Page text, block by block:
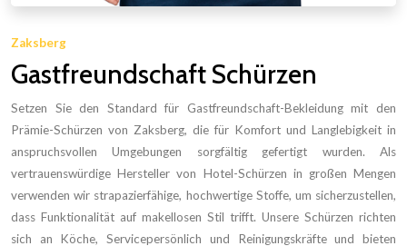
Zaksberg
Gastfreundschaft Schürzen
Setzen Sie den Standard für Gastfreundschaft-Bekleidung mit den
Prämie-Schürzen von Zaksberg, die für Komfort und Langlebigkeit in
anspruchsvollen Umgebungen sorgfältig gefertigt wurden. Als
vertrauenswürdige Hersteller von Hotel-Schürzen in großen Mengen
verwenden wir strapazierfähige, hochwertige Stoffe, um sicherzustellen,
dass Funktionalität auf makellosen Stil trifft. Unsere Schürzen richten
sich an Köche, Servicepersönlich und Reinigungskräfte und bieten